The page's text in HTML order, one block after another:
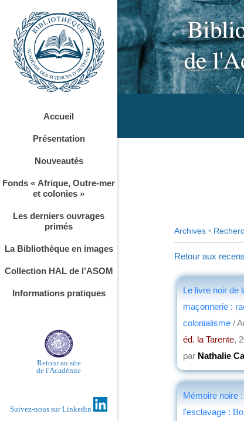
Accueil
Présentation
Nouveautés
Fonds « Afrique, Outre-mer
et colonies »
Les derniers ouvrages
primés
La Bibliothèque en images
Collection HAL de l’ASOM
Informations pratiques
Retour au site
de l'Académie
Suivez-nous sur Linkedin
Archives •
Retour aux
Le livre noir de
maçonnerie :
colonialisme /
éd. la Tarente,
par Nathalie
Mémoire noire
l'esclavage :